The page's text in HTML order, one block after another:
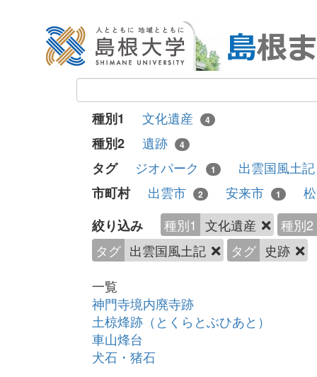
種別1 文化遺産 4
種別2 遺跡 4
タグ ジオパーク 1
出雲国風土
市町村
出雲市 2 安来市 1
絞り込み
種別1 文化遺産
種別2
タグ 出雲国風土記 タグ 史跡
一覧
神門寺境内廃寺跡
土椋烽跡（とくらとぶひあと）
車山烽台
犬石・猪石